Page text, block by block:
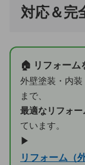
対応＆完
🏠 リフォーム
外壁塗装・内
まで、
最適なリフォ
ています。
▶
リフォーム（